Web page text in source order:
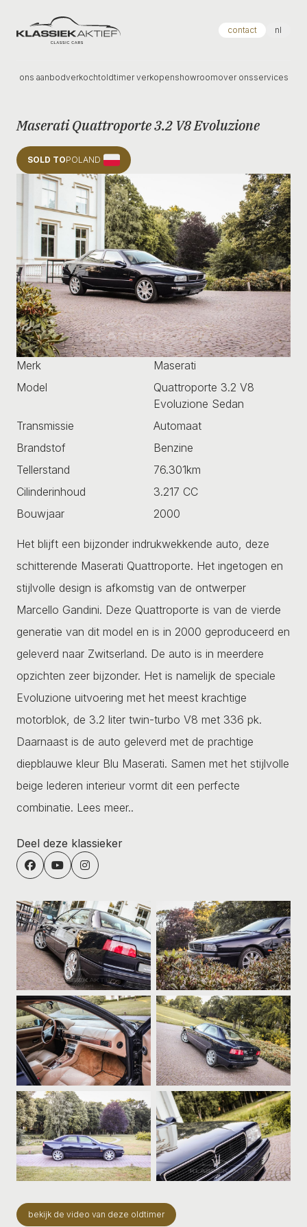
Klassiek Aktief contact nl
ons aanbodverkochtoldtimer verkopenshowroomover onsservices
Maserati Quattroporte 3.2 V8 Evoluzione
SOLD TOPOLAND
Merk
Maserati
Model
Quattroporte 3.2 V8
Evoluzione Sedan
Transmissie
Automaat
Brandstof
Benzine
Tellerstand
76.301km
Cilinderinhoud
3.217 CC
Bouwjaar
2000
Het blijft een bijzonder indrukwekkende auto, deze
schitterende Maserati Quattroporte. Het ingetogen en
stijlvolle design is afkomstig van de ontwerper
Marcello Gandini. Deze Quattroporte is van de vierde
generatie van dit model en is in 2000 geproduceerd en
geleverd naar Zwitserland. De auto is in meerdere
opzichten zeer bijzonder. Het is namelijk de speciale
Evoluzione uitvoering met het meest krachtige
motorblok, de 3.2 liter twin-turbo V8 met 336 pk.
Daarnaast is de auto geleverd met de prachtige
diepblauwe kleur Blu Maserati. Samen met het stijlvolle
beige lederen interieur vormt dit een perfecte
combinatie. Lees meer..
Deel deze klassieker
bekijk de video van deze oldtimer